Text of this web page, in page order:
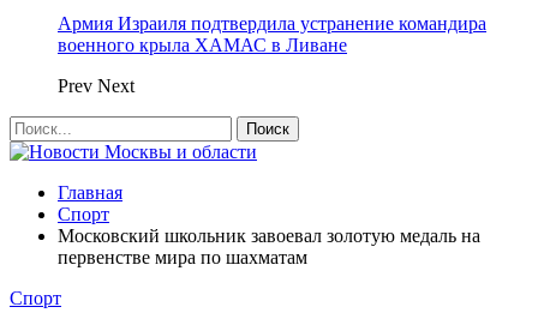
Армия Израиля подтвердила устранение командира
военного крыла ХАМАС в Ливане
Prev Next
Главная
Спорт
Московский школьник завоевал золотую медаль на
первенстве мира по шахматам
Спорт